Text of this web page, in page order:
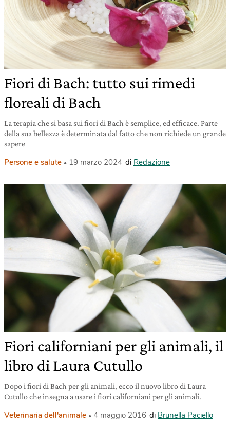
Fiori di Bach: tutto sui rimedi
floreali di Bach
La terapia che si basa sui fiori di Bach è semplice, ed efficace. Parte
della sua bellezza è determinata dal fatto che non richiede un grande
sapere
Persone e salute 19 marzo 2024 di Redazione
Fiori californiani per gli animali, il
libro di Laura Cutullo
Dopo i fiori di Bach per gli animali, ecco il nuovo libro di Laura
Cutullo che insegna a usare i fiori californiani per gli animali.
Veterinaria dell'animale 4 maggio 2016 di Brunella Paciello